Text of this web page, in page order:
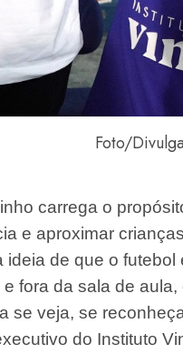
Foto/
carrega o
e aproximar
ideia de que o
fora da sala de
se veja, se
do Instituto